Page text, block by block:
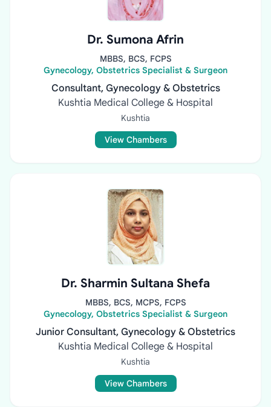
Dr. Sumona Afrin
MBBS, BCS, FCPS
Gynecology, Obstetrics Specialist & Surgeon
Consultant, Gynecology & Obstetrics
Kushtia Medical College & Hospital
Kushtia
View Chambers
Dr. Sharmin Sultana Shefa
MBBS, BCS, MCPS, FCPS
Gynecology, Obstetrics Specialist & Surgeon
Junior Consultant, Gynecology & Obstetrics
Kushtia Medical College & Hospital
Kushtia
View Chambers